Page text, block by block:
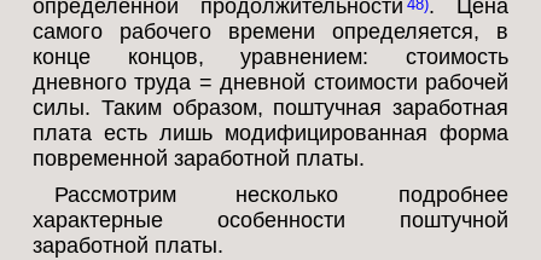
определённой продолжительности 48 . Цена
самого рабочего времени определяется, в
конце концов, уравнением: стоимость
дневного труда = дневной стоимости рабочей
силы. Таким образом, поштучная заработная
плата есть лишь модифицированная форма
повременной заработной платы.
Рассмотрим несколько подробнее
характерные особенности поштучной
заработной платы.